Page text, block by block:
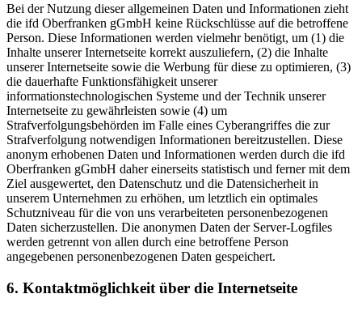
Bei der Nutzung dieser allgemeinen Daten und Informationen zieht
die ifd Oberfranken gGmbH keine Rückschlüsse auf die betroffene
Person. Diese Informationen werden vielmehr benötigt, um (1) die
Inhalte unserer Internetseite korrekt auszuliefern, (2) die Inhalte
unserer Internetseite sowie die Werbung für diese zu optimieren, (3)
die dauerhafte Funktionsfähigkeit unserer
informationstechnologischen Systeme und der Technik unserer
Internetseite zu gewährleisten sowie (4) um
Strafverfolgungsbehörden im Falle eines Cyberangriffes die zur
Strafverfolgung notwendigen Informationen bereitzustellen. Diese
anonym erhobenen Daten und Informationen werden durch die ifd
Oberfranken gGmbH daher einerseits statistisch und ferner mit dem
Ziel ausgewertet, den Datenschutz und die Datensicherheit in
unserem Unternehmen zu erhöhen, um letztlich ein optimales
Schutzniveau für die von uns verarbeiteten personenbezogenen
Daten sicherzustellen. Die anonymen Daten der Server-Logfiles
werden getrennt von allen durch eine betroffene Person
angegebenen personenbezogenen Daten gespeichert.
6. Kontaktmöglichkeit über die Internetseite